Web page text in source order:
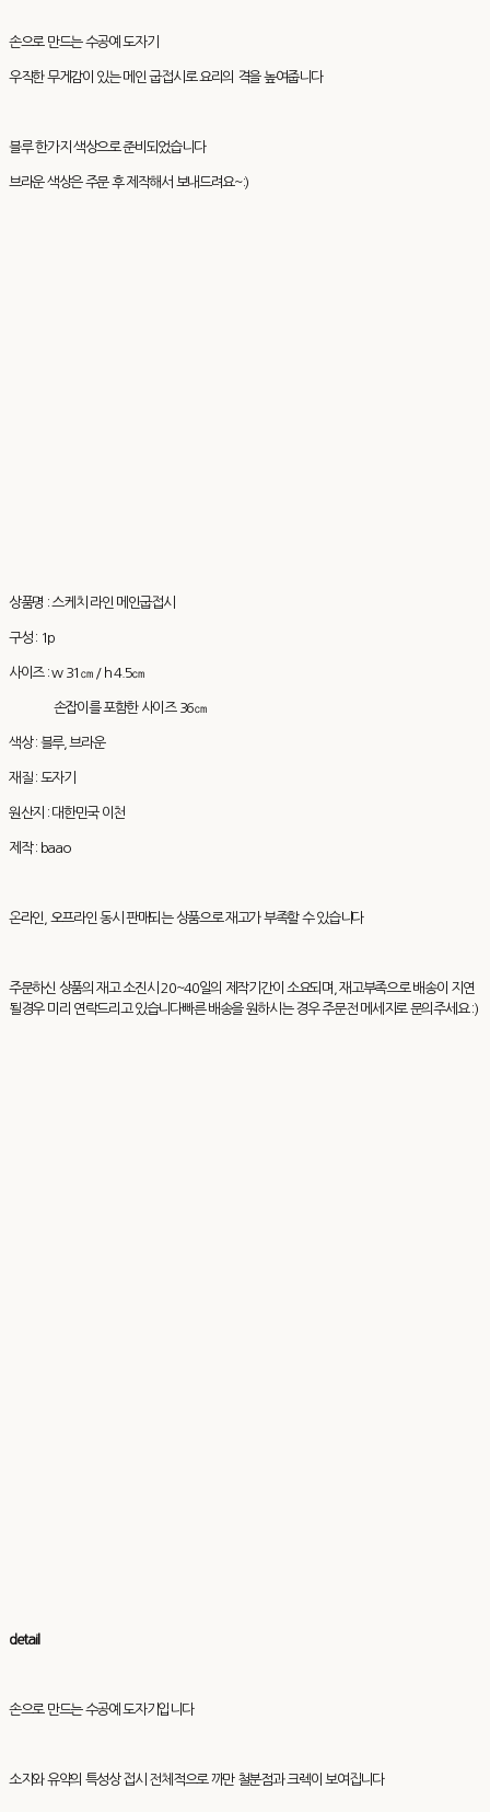
손으로 만드는 수공예 도자기
우직한 무게감이 있는 메인 굽접시로 요리의 격을 높여줍니다
블루 한가지 색상으로 준비되었습니다
브라운 색상은 주문 후 제작해서 보내드려요~:)
상품명 : 스케치 라인 메인굽접시
구성 : 1p
사이즈 : w 31㎝ / h 4.5㎝
손잡이를 포함한 사이즈 36㎝
색상 : 블루, 브라운
재질 : 도자기
원산지 : 대한민국 이천
제작 : baao
온라인, 오프라인 동시 판매되는 상품으로 재고가 부족할 수 있습니다
주문하신 상품의 재고 소진시 20~40일의 제작기간이 소요되며, 재고부족으로 배송이 지연
될경우 미리 연락드리고 있습니다빠른 배송을 원하시는 경우 주문전 메세지로 문의주세요 :)
detail
손으로 만드는 수공예 도자기입니다
소지와 유약의 특성상 접시 전체적으로 까만 철분점과 크렉이 보여집니다